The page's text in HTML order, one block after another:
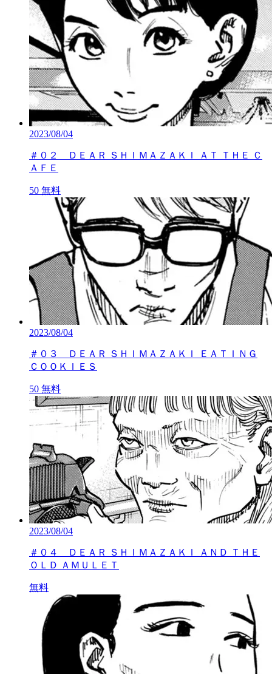
2023/08/04
＃０２ ＤＥＡＲ ＳＨＩＭＡＺＡＫＩ ＡＴ ＴＨＥ Ｃ
ＡＦＥ
50 無料
2023/08/04
＃０３ ＤＥＡＲ ＳＨＩＭＡＺＡＫＩ ＥＡＴＩＮＧ
ＣＯＯＫＩＥＳ
50 無料
2023/08/04
＃０４ ＤＥＡＲ ＳＨＩＭＡＺＡＫＩ ＡＮＤ ＴＨＥ
ＯＬＤ ＡＭＵＬＥＴ
無料